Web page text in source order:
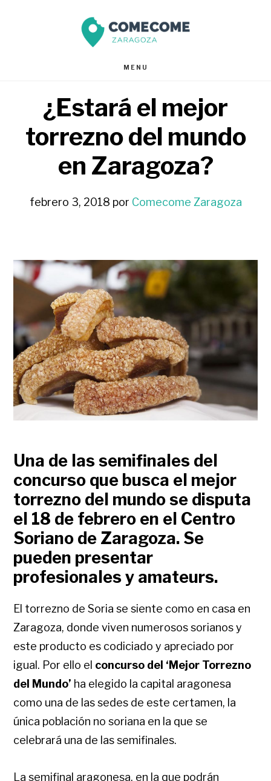
MENU
¿Estará el mejor
torrezno del mundo
en Zaragoza?
febrero 3, 2018 por Comecome Zaragoza
Una de las semifinales del
concurso que busca el mejor
torrezno del mundo se disputa
el 18 de febrero en el Centro
Soriano de Zaragoza. Se
pueden presentar
profesionales y amateurs.
El torrezno de Soria se siente como en casa en
Zaragoza, donde viven numerosos sorianos y
este producto es codiciado y apreciado por
igual. Por ello el concurso del ‘Mejor Torrezno
del Mundo’ ha elegido la capital aragonesa
como una de las sedes de este certamen, la
única población no soriana en la que se
celebrará una de las semifinales.
La semifinal aragonesa, en la que podrán